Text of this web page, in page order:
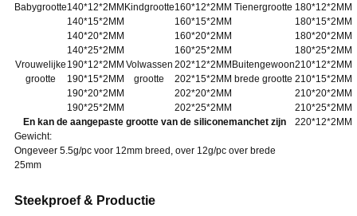
Babygrootte140*12*2MM Kindgrootte160*12*2MM Tienergrootte 180*12*2MM
140*15*2MM
160*15*2MM
180*15*2MM
140*20*2MM
160*20*2MM
180*20*2MM
140*25*2MM
160*25*2MM
180*25*2MM
Vrouwelijke
grootte
190*12*2MM Volwassen
grootte
202*12*2MM Buitengewoon
brede grootte
210*12*2MM
190*15*2MM
202*15*2MM
210*15*2MM
190*20*2MM
202*20*2MM
210*20*2MM
190*25*2MM
202*25*2MM
210*25*2MM
En kan de aangepaste grootte van de siliconemanchet zijn
220*12*2MM
Gewicht:
Ongeveer 5.5g/pc voor 12mm breed, over 12g/pc over brede
25mm
Steekproef & Productie